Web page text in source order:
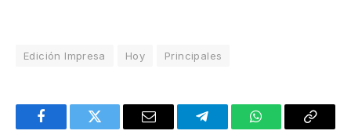
Edición Impresa Hoy Principales
FacebookTwitter Email TelegramWhatsAppCopy